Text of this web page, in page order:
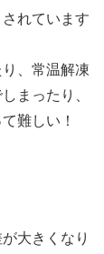
れています
、常温解凍
まったり、
難しい！
大きくなり